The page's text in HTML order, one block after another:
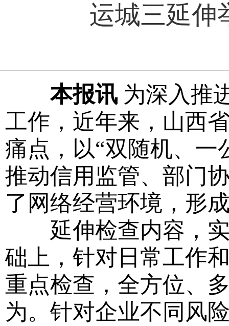
运城三延伸
本报讯 为深入推
工作，近年来，山西
痛点，以“双随机、一
推动信用监管、部门
了网络经营环境，形
延伸检查内容，实
础上，针对日常工作
重点检查，全方位、
为。针对企业不同风